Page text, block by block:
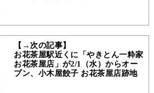
【→次の記事】
お花茶屋駅近くに「やきとん一粋家
お花茶屋店」が2/1（水）からオー
プン、小木屋餃子 お花茶屋店跡地